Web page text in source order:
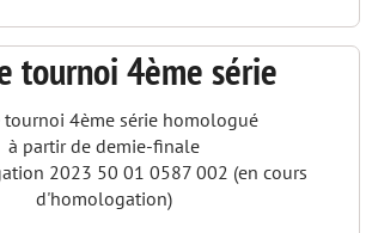
tournoi 4ème série
tournoi 4ème série homologué
à partir de demie-finale
2023 50 01 0587 002 (en cours
d'homologation)